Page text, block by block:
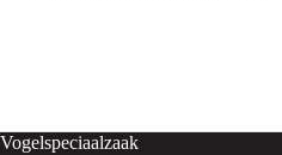
Vogelspeciaalzaak